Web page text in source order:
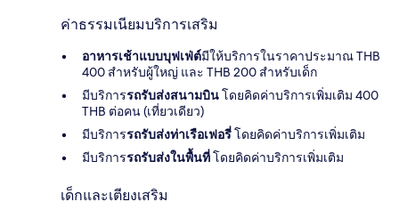
ค่าธรรมเนียมบริการเสริม
อาหารเช้าแบบบุฟเฟ่ต์มีให้บริการในราคาประมาณ THB
400 สำหรับผู้ใหญ่ และ THB 200 สำหรับเด็ก
มีบริการรถรับส่งสนามบินโดยคิดค่าบริการเพิ่มเติม 400
THB ต่อคน (เที่ยวเดียว)
มีบริการรถรับส่งท่าเรือเฟอรี่โดยคิดค่าบริการเพิ่มเติม
มีบริการรถรับส่งในพื้นที่โดยคิดค่าบริการเพิ่มเติม
เด็กและเตียงเสริม